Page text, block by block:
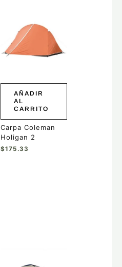
AÑADIR
AL
CARRITO
Carpa Coleman
Holigan 2
$175.33
producto